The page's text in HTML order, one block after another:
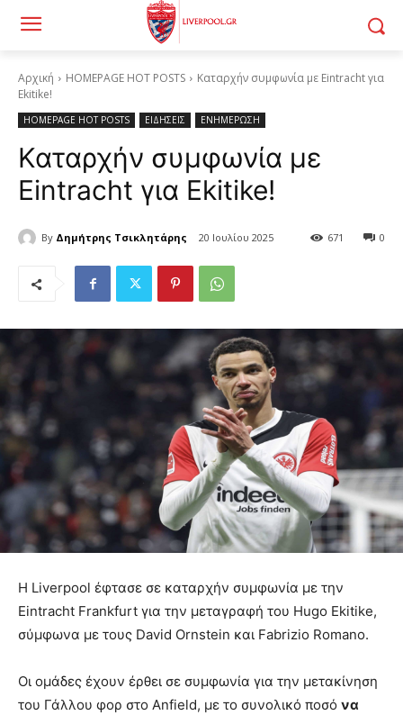
Αρχική HOMEPAGE HOT POSTS
Καταρχήν συμφωνία με Eintracht για
Ekitike!
HOMEPAGE HOT POSTS ΕΙΔΗΣΕΙΣ ΕΝΗΜΕΡΩΣΗ
Καταρχήν συμφωνία με
Eintracht για Ekitike!
By Δημήτρης Τσικλητάρης 20 Ιουλίου 2025 0
671
Η Liverpool έφτασε σε καταρχήν συμφωνία με την
Eintracht Frankfurt για την μεταγραφή του Hugo Ekitike,
σύμφωνα με τους David Ornstein και Fabrizio Romano.
Οι ομάδες έχουν έρθει σε συμφωνία για την μετακίνηση
του Γάλλου φορ στο Anfield, με το συνολικό ποσό να